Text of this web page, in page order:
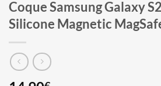
Coque Samsung Galaxy
Silicone Magnetic